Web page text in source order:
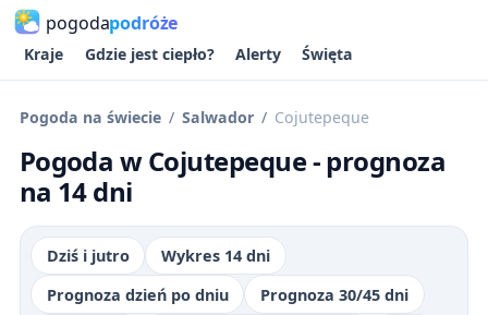
pogodapodróże
Kraje Gdzie jest ciepło? Alerty Święta
Pogoda na świecie Salwador Cojutepeque
Pogoda w Cojutepeque - prognoza
na 14 dni
Dziś i jutro
Wykres 14 dni
Prognoza dzień po dniu
Prognoza 30/45 dni